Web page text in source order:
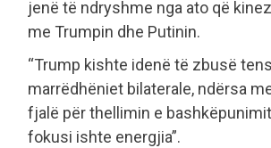
jenë të ndryshme nga ato që
me Trumpin dhe Putinin.
“Trump kishte idenë të zbusë
marrëdhëniet bilaterale, ndërsa
fjalë për thellimin e
fokusi ishte energjia”.